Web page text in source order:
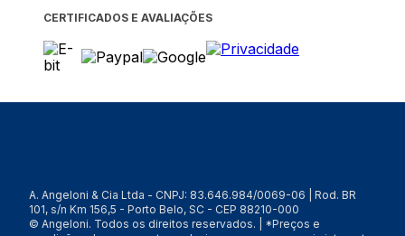
CERTIFICADOS E AVALIAÇÕES
A. Angeloni & Cia Ltda - CNPJ: 83.646.984/0069-06 | Rod. BR
101, s/n Km 156,5 - Porto Belo, SC - CEP 88210-000
© Angeloni. Todos os direitos reservados. | *Preços e